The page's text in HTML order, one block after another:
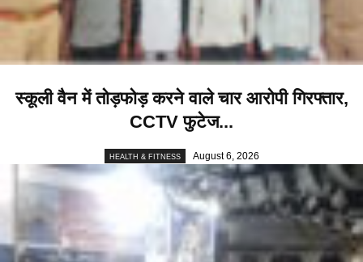
स्कूली वैन में तोड़फोड़ करने वाले चार आरोपी गिरफ्तार,
CCTV फुटेज...
HEALTH & FITNESS August 6, 2026